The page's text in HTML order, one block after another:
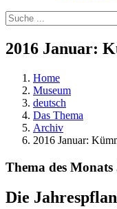
2016 Januar:
Home
Museum
deutsch
Das Thema
Archiv
2016 Januar:
Thema des
Die